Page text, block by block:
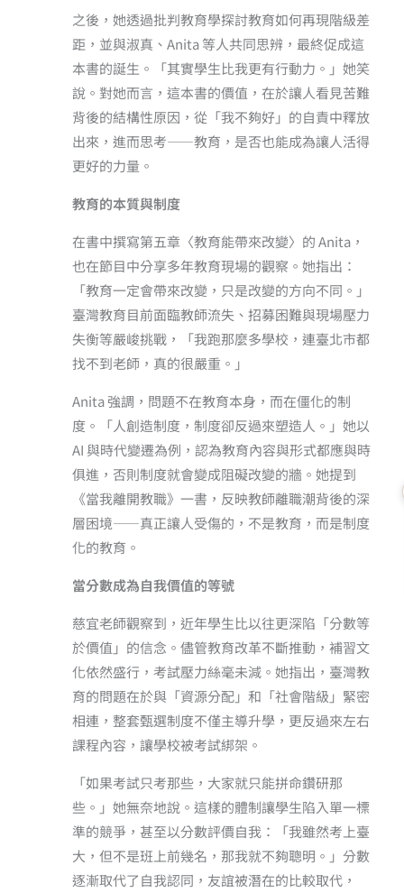
之後，她透過批判教育學探討教育如何再現階級差
距，並與淑真、Anita 等人共同思辨，最終促成這
本書的誕生。「其實學生比我更有行動力。」她笑
說。對她而言，這本書的價值，在於讓人看見苦難
背後的結構性原因，從「我不夠好」的自責中釋放
出來，進而思考——教育，是否也能成為讓人活得
更好的力量。
教育的本質與制度
在書中撰寫第五章〈教育能帶來改變〉的 Anita，
也在節目中分享多年教育現場的觀察。她指出：
「教育一定會帶來改變，只是改變的方向不同。」
臺灣教育目前面臨教師流失、招募困難與現場壓力
失衡等嚴峻挑戰，「我跑那麼多學校，連臺北市都
找不到老師，真的很嚴重。」
Anita 強調，問題不在教育本身，而在僵化的制
度。「人創造制度，制度卻反過來塑造人。」她以
AI 與時代變遷為例，認為教育內容與形式都應與時
俱進，否則制度就會變成阻礙改變的牆。她提到
《當我離開教職》一書，反映教師離職潮背後的深
層困境——真正讓人受傷的，不是教育，而是制度
化的教育。
當分數成為自我價值的等號
慈宜老師觀察到，近年學生比以往更深陷「分數等
於價值」的信念。儘管教育改革不斷推動，補習文
化依然盛行，考試壓力絲毫未減。她指出，臺灣教
育的問題在於與「資源分配」和「社會階級」緊密
相連，整套甄選制度不僅主導升學，更反過來左右
課程內容，讓學校被考試綁架。
「如果考試只考那些，大家就只能拼命鑽研那
些。」她無奈地說。這樣的體制讓學生陷入單一標
準的競爭，甚至以分數評價自我：「我雖然考上臺
大，但不是班上前幾名，那我就不夠聰明。」分數
逐漸取代了自我認同，友誼被潛在的比較取代，